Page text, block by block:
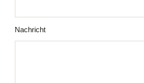
Nachricht